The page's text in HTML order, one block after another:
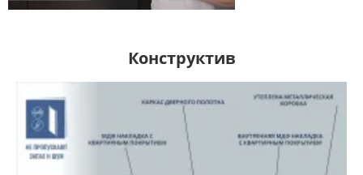
Конструктив